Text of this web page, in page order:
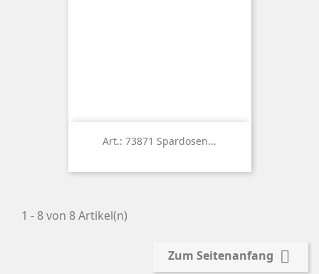
Art.: 73871 Spardosen...
1 - 8 von 8 Artikel(n)
Zum Seitenanfang 